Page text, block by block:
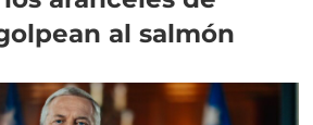
al salmón